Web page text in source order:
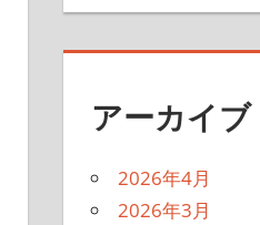
アーカイブ
2026年4月
2026年3月